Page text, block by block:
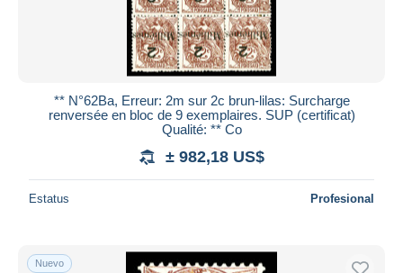
** N°62Ba, Erreur: 2m sur 2c brun-lilas: Surcharge
renversée en bloc de 9 exemplaires. SUP (certificat)
Qualité: ** Co
± 982,18 US$
Estatus Profesional
Nuevo